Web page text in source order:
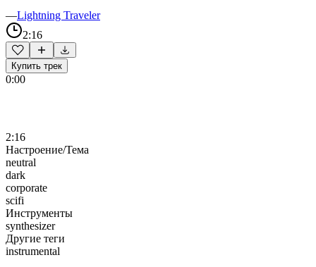
—Lightning Traveler
2:16
Купить трек
0:00
2:16
Настроение/Тема
neutral
dark
corporate
scifi
Инструменты
synthesizer
Другие теги
instrumental